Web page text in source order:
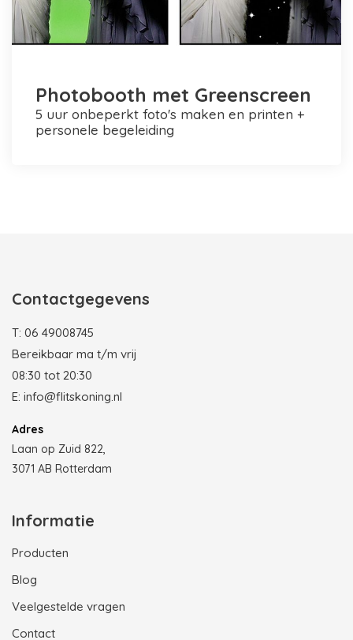
Photobooth met Greenscreen
5 uur onbeperkt foto's maken en printen +
personele begeleiding
Contactgegevens
T: 06 49008745
Bereikbaar ma t/m vrij
08:30 tot 20:30
E: info@flitskoning.nl
Adres
Laan op Zuid 822,
3071 AB Rotterdam
Informatie
Producten
Blog
Veelgestelde vragen
Contact